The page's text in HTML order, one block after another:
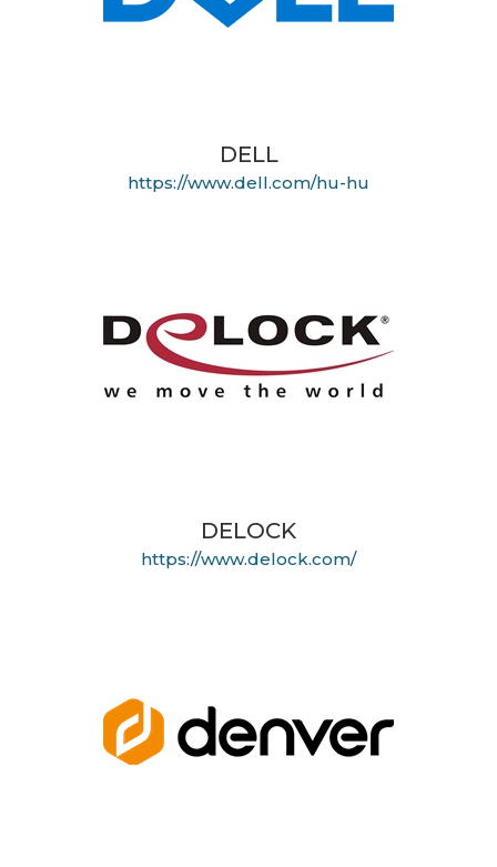
DELL
https://www.dell.com/hu-hu
DELOCK
https://www.delock.com/